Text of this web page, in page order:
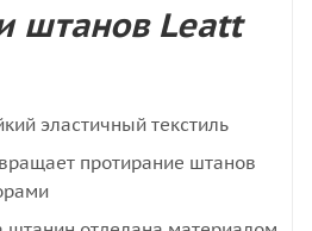
штанов Leatt
эластичный текстиль
протирание штанов